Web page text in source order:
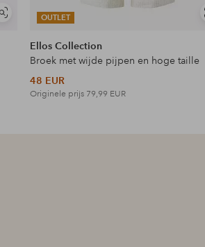
SoortgelijkeOUTLET
Ellos Collection
Broek met wijde pijpen en hoge taille
48 EUR
Originele prijs 79,99 EUR